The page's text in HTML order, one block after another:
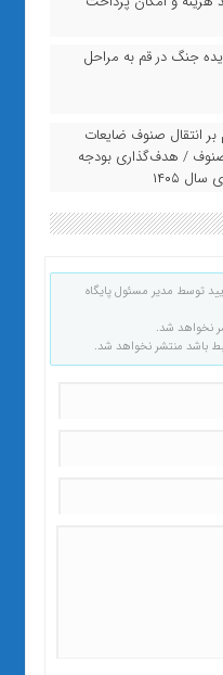
جنگ در قم به مراحل
بر انتقال صنوف ضایعات
/ هدف‌گذاری بودجه
توسط مدیر مسئول پایگاه
نخواهد شد.
باشد منتشر نخواهد شد.